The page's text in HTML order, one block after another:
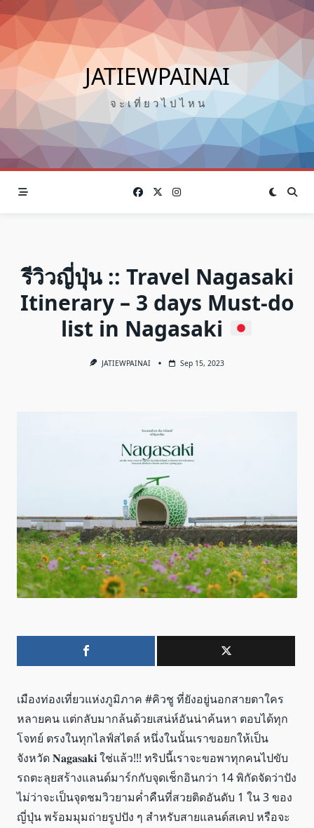
Skip
to
content
JATIEWPAINAI
จ ะ เ ที่ ย ว ไ ป ไ ห น
รีวิวญี่ปุ่น :: Travel Nagasaki
Itinerary – 3 days Must-do
list in Nagasaki
JATIEWPAINAI Sep 15, 2023
เมืองท่องเที่ยวแห่งภูมิภาค #คิวชู ที่ยังอยู่นอกสายตาใคร
หลายคน แต่กลับมากล้นด้วยเสน่ห์อันน่าค้นหา ตอบได้ทุก
โจทย์ ตรงในทุกไลฟ์สไตล์ หนึ่งในนั้นเราขอยกให้เป็น
จังหวัด 𝐍𝐚𝐠𝐚𝐬𝐚𝐤𝐢 ใช่แล้ว!!! ทริปนี้เราจะขอพาทุกคนไปขับ
รถตะลุยสร้างแลนด์มาร์กกับจุดเช็กอินกว่า 14 พิกัดจัดว่าปัง
ไม่ว่าจะเป็นจุดชมวิวยามค่ำคืนที่สวยติดอันดับ 1 ใน 3 ของ
ญี่ปุ่น พร้อมมุมถ่ายรูปปัง ๆ สำหรับสายแลนด์สเคป หรือจะ